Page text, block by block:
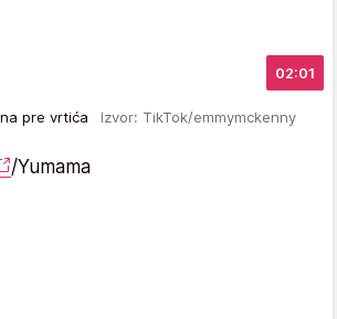
02:01
pre vrtića Izvor: TikTok/emmymckenny
/Yumama